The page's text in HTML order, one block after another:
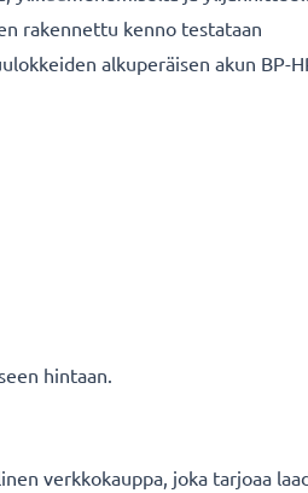
rakennettu kenno testataan
alkuperäisen akun
hintaan.
verkkokauppa, joka tarjoaa